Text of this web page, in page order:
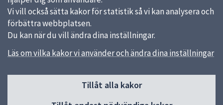
Vi vill också sätta kakor för statistik så vi kan analysera och
förbättra webbplatsen.
Du kan när du vill ändra dina inställningar.
Läs om vilka kakor vi använder och ändra dina inställningar
Tillåt alla kakor